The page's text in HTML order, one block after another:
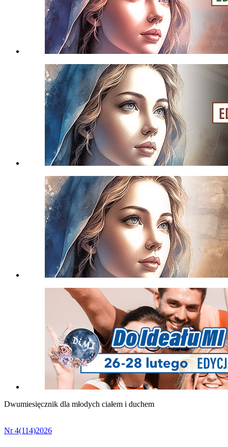
Dwumiesięcznik dla młodych ciałem i duchem
Nr 4(114)2026